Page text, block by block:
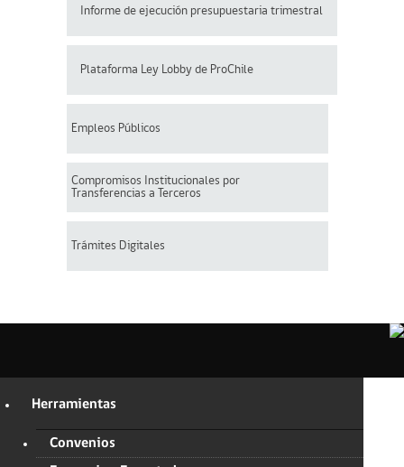
Informe de ejecución presupuestaria trimestral
Plataforma Ley Lobby de ProChile
Empleos Públicos
Compromisos Institucionales por
Transferencias a Terceros
Trámites Digitales
Herramientas
Convenios